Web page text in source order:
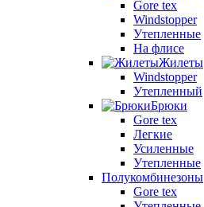
Gore tex
Windstopper
Утепленные
На флисе
Жилеты
Windstopper
Утепленный
Брюки
Gore tex
Легкие
Усиленные
Утепленные
Полукомбинезоны
Gore tex